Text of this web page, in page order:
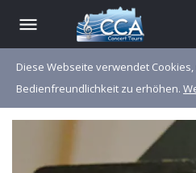
Diese Webseite verwendet Cookies,
Bedienfreundlichkeit zu erhöhen.